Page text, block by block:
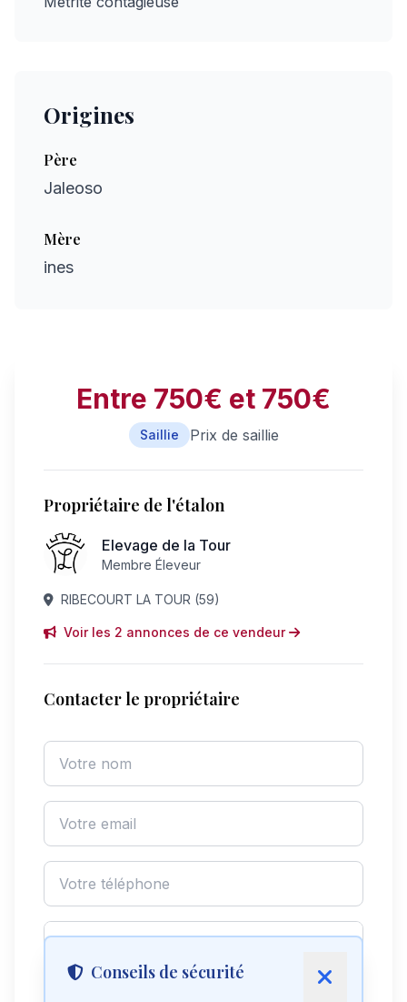
Origines
Père
Jaleoso
Mère
ines
Entre 750€ et 750€
Saillie Prix de saillie
Propriétaire de l'étalon
Elevage de la Tour
Membre Éleveur
RIBECOURT LA TOUR (59)
Voir les 2 annonces de ce vendeur
Contacter le propriétaire
Conseils de sécurité